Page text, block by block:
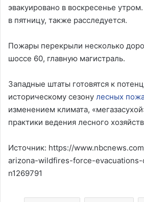
эвакуировано в воскресенье
в пятницу, также расследуется.
Пожары перекрыли несколько
шоссе 60, главную магистраль.
Западные штаты готовятся к
историческому сезону лесных
изменением климата,
практики ведения лесного
Источник: https://
arizona-wildfires-force-
n1269791